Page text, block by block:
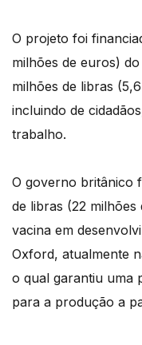
O projeto foi
milhões de euros)
milhões de libras
incluindo de
trabalho.
O governo britânico
de libras (22
vacina em
Oxford, atualmente
o qual garantiu uma
para a produção a